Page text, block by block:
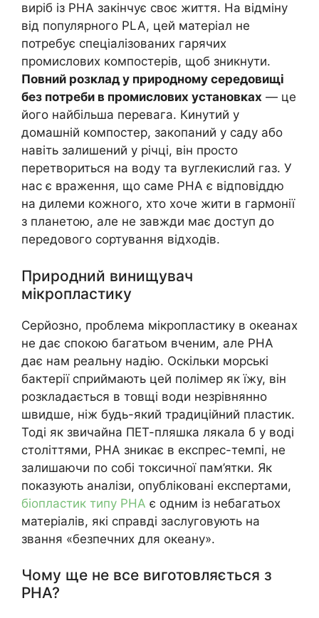
виріб із PHA закінчує своє життя. На відміну
від популярного PLA, цей матеріал не
потребує спеціалізованих гарячих
промислових компостерів, щоб зникнути.
Повний розклад у природному середовищі
без потреби в промислових установках — це
його найбільша перевага. Кинутий у
домашній компостер, закопаний у саду або
навіть залишений у річці, він просто
перетвориться на воду та вуглекислий газ. У
нас є враження, що саме PHA є відповіддю
на дилеми кожного, хто хоче жити в гармонії
з планетою, але не завжди має доступ до
передового сортування відходів.
Природний винищувач
мікропластику
Серйозно, проблема мікропластику в океанах
не дає спокою багатьом вченим, але PHA
дає нам реальну надію. Оскільки морські
бактерії сприймають цей полімер як їжу, він
розкладається в товщі води незрівнянно
швидше, ніж будь-який традиційний пластик.
Тоді як звичайна ПЕТ-пляшка лякала б у воді
століттями, PHA зникає в експрес-темпі, не
залишаючи по собі токсичної пам’ятки. Як
показують аналізи, опубліковані експертами,
біопластик типу PHA є одним із небагатьох
матеріалів, які справді заслуговують на
звання «безпечних для океану».
Чому ще не все виготовляється з
PHA?